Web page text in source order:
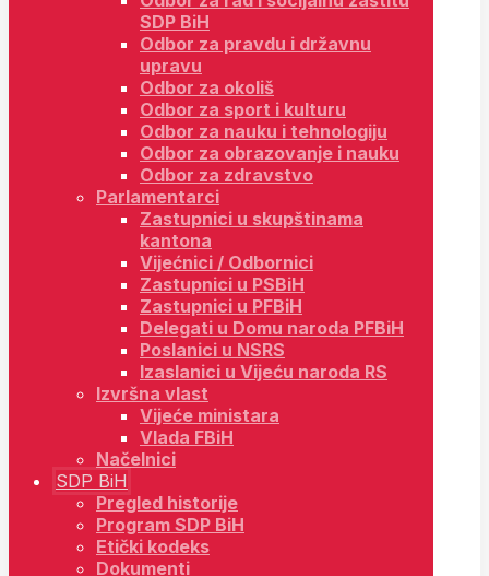
SDP BiH
Odbor za pravdu i državnu
upravu
Odbor za okoliš
Odbor za sport i kulturu
Odbor za nauku i tehnologiju
Odbor za obrazovanje i nauku
Odbor za zdravstvo
Parlamentarci
Zastupnici u skupštinama
kantona
Vijećnici / Odbornici
Zastupnici u PSBiH
Zastupnici u PFBiH
Delegati u Domu naroda PFBiH
Poslanici u NSRS
Izaslanici u Vijeću naroda RS
Izvršna vlast
Vijeće ministara
Vlada FBiH
Načelnici
SDP BiH
Pregled historije
Program SDP BiH
Etički kodeks
Dokumenti